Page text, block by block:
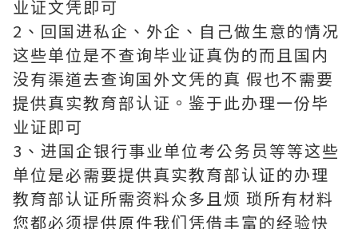
业证文凭即可
2、回国进私企、外企、自己做生意的情况
这些单位是不查询毕业证真伪的而且国内
没有渠道去查询国外文凭的真 假也不需要
提供真实教育部认证。鉴于此办理一份毕
业证即可
3、进国企银行事业单位考公务员等等这些
单位是必需要提供真实教育部认证的办理
教育部认证所需资料众多且烦 琐所有材料
您都必须提供原件我们凭借丰富的经验快